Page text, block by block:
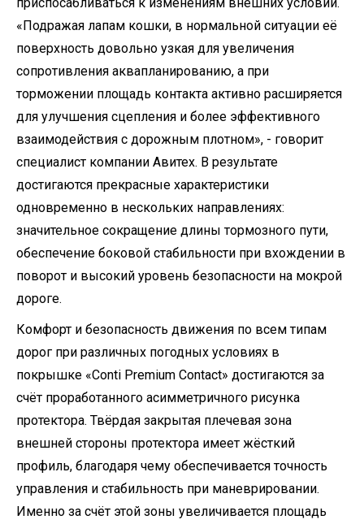
«Подражая лапам кошки, в нормальной ситуации её
поверхность довольно узкая для увеличения
сопротивления аквапланированию, а при
торможении площадь контакта активно расширяется
для улучшения сцепления и более эффективного
взаимодействия с дорожным плотном», - говорит
специалист компании Авитех. В результате
достигаются прекрасные характеристики
одновременно в нескольких направлениях:
значительное сокращение длины тормозного пути,
обеспечение боковой стабильности при вхождении в
поворот и высокий уровень безопасности на мокрой
дороге.
Комфорт и безопасность движения по всем типам
дорог при различных погодных условиях в
покрышке «Conti Premium Contact» достигаются за
счёт проработанного асимметричного рисунка
протектора. Твёрдая закрытая плечевая зона
внешней стороны протектора имеет жёсткий
профиль, благодаря чему обеспечивается точность
управления и стабильность при маневрировании.
Именно за счёт этой зоны увеличивается площадь